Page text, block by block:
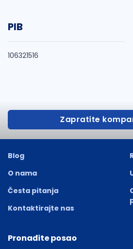
PIB
106321516
Zapratite
Blog
O nama
Česta pitanja
Kontaktirajte nas
Pronađite posao